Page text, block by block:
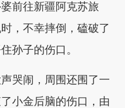
前往新疆阿克苏旅
，不幸摔倒，磕破了
孙子的伤口。
哭闹，周围还围了一
小金后脑的伤口，由